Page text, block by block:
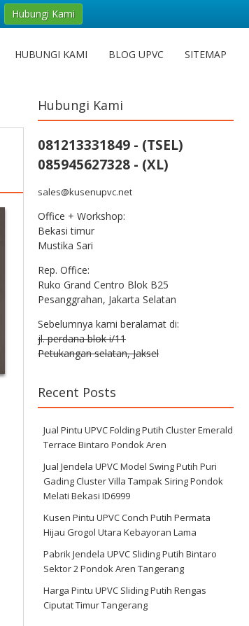
HUBUNGI KAMI BLOG UPVC SITEMAP
Hubungi Kami
081213331849 - (TSEL)
085945627328 - (XL)
sales@kusenupvc.net
Office + Workshop:
Bekasi timur
Mustika Sari
Rep. Office:
Ruko Grand Centro Blok B25
Pesanggrahan, Jakarta Selatan
Sebelumnya kami beralamat di:
jl. perdana blok i/11
Petukangan selatan, Jaksel
Recent Posts
Jual Pintu UPVC Folding Putih Cluster Emerald
Terrace Bintaro Pondok Aren
Jual Jendela UPVC Model Swing Putih Puri
Gading Cluster Villa Tampak Siring Pondok
Melati Bekasi ID6999
Kusen Pintu UPVC Conch Putih Permata
Hijau Grogol Utara Kebayoran Lama
Pabrik Jendela UPVC Sliding Putih Bintaro
Sektor 2 Pondok Aren Tangerang
Harga Pintu UPVC Sliding Putih Rengas
Ciputat Timur Tangerang
Hubungi Kami